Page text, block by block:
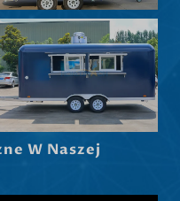
Slovenščina
Latviešu valoda
Dansk
Hrvatski
Српски језик
Norsk nynorsk